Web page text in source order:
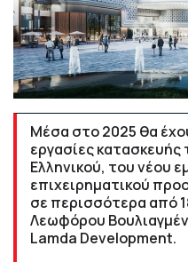
Μέσα στο 2025 θα
εργασίες
Ελληνικού, του νέου
επιχειρηματικού
σε περισσότερα από
Λεωφόρου
Lamda Development.